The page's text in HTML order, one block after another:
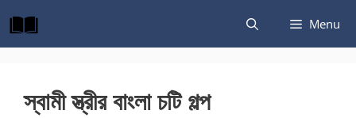
to
content
Menu
স্বামী স্ত্রীর বাংলা চটি গল্প